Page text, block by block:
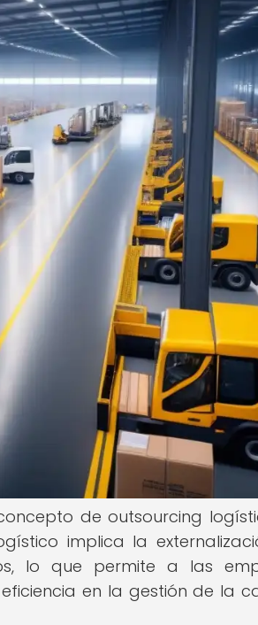
de outsourcing
implica la
lo que permite a las
en la gestión de la